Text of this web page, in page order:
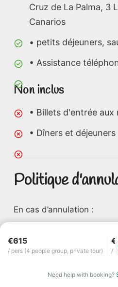
Cruz de La Palma, 3
Canarios
• petits déjeuners,
• Assistance
Non inclus
• Billets d'entrée aux
• Dîners et déjeuners
Politique
En cas d’annulation :
– Plus de 60 jours avant
– De 60 à 31 jours avant
€615
/ pers (4 people group, private tour) /
Need help with booking?